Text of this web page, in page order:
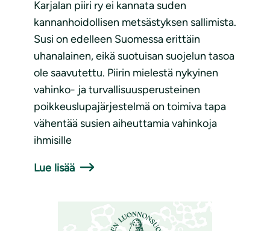
Karjalan piiri ry ei kannata suden
kannanhoidollisen metsästyksen sallimista.
Susi on edelleen Suomessa erittäin
uhanalainen, eikä suotuisan suojelun tasoa
ole saavutettu. Piirin mielestä nykyinen
vahinko- ja turvallisuusperusteinen
poikkeuslupajärjestelmä on toimiva tapa
vähentää susien aiheuttamia vahinkoja
ihmisille
Lue lisää